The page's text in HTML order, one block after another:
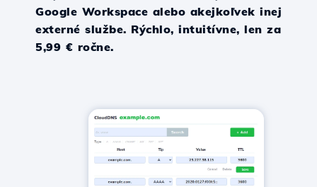
Google Workspace alebo akejkoľvek inej
externé službe. Rýchlo, intuitívne, len za
5,99 € ročne.